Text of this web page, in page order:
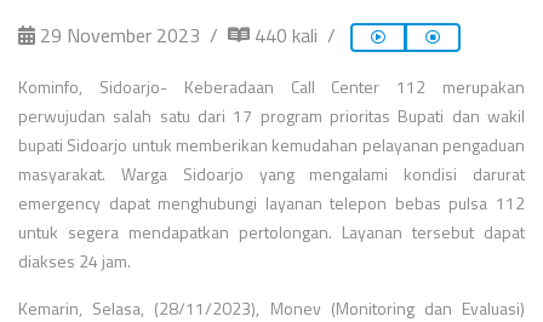
29 November 2023 440 kali
Kominfo, Sidoarjo- Keberadaan Call Center 112 merupakan
perwujudan salah satu dari 17 program prioritas Bupati dan wakil
bupati Sidoarjo untuk memberikan kemudahan pelayanan pengaduan
masyarakat. Warga Sidoarjo yang mengalami kondisi darurat
emergency dapat menghubungi layanan telepon bebas pulsa 112
untuk segera mendapatkan pertolongan. Layanan tersebut dapat
diakses 24 jam.
Kemarin, Selasa, (28/11/2023), Monev (Monitoring dan Evaluasi)